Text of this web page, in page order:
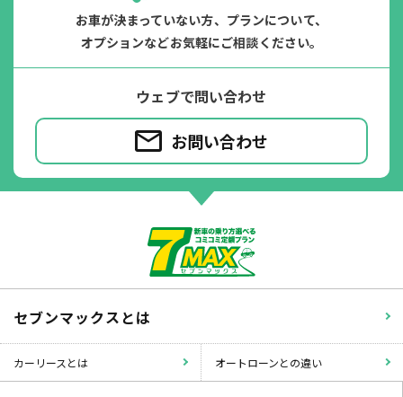
お車が決まっていない方、プランについて、
オプションなどお気軽にご相談ください。
ウェブで問い合わせ
お問い合わせ
セブンマックスとは
カーリースとは オートローンとの違い